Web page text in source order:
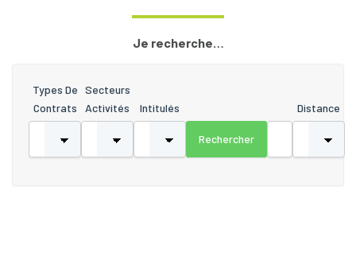
Je recherche…
Distance
Types De
Contrats
Secteurs
Activités
Intitulés